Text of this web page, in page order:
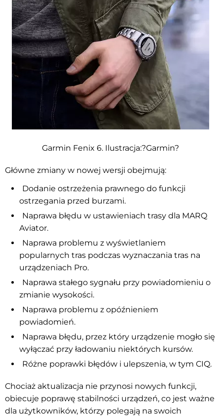
Garmin Fenix 6. Ilustracja:?Garmin?
Główne zmiany w nowej wersji obejmują:
Dodanie ostrzeżenia prawnego do funkcji
ostrzegania przed burzami.
Naprawa błędu w ustawieniach trasy dla MARQ
Aviator.
Naprawa problemu z wyświetlaniem
popularnych tras podczas wyznaczania tras na
urządzeniach Pro.
Naprawa stałego sygnału przy powiadomieniu o
zmianie wysokości.
Naprawa problemu z opóźnieniem
powiadomień.
Naprawa błędu, przez który urządzenie mogło się
wyłączać przy ładowaniu niektórych kursów.
Różne poprawki błędów i ulepszenia, w tym CIQ.
Chociaż aktualizacja nie przynosi nowych funkcji,
obiecuje poprawę stabilności urządzeń, co jest ważne
dla użytkowników, którzy polegają na swoich